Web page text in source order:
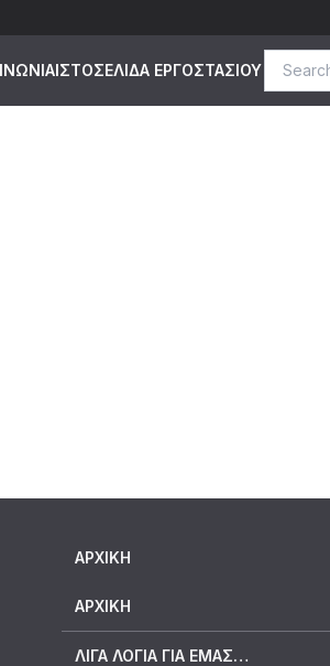
ΙΣΤΟΣΕΛΙΔΑ ΕΡΓΟΣΤΑΣΙΟΥ
ΑΡΧΙΚΗ
ΑΡΧΙΚΉ
ΛΊΓΑ ΛΌΓΙΑ ΓΙΑ ΕΜΆΣ…